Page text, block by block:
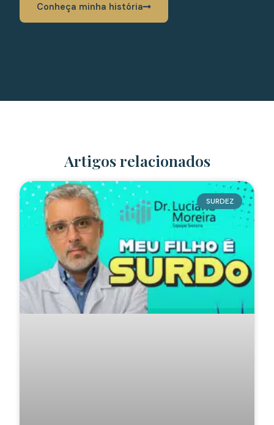
Conheça minha história
Artigos relacionados
SURDEZ